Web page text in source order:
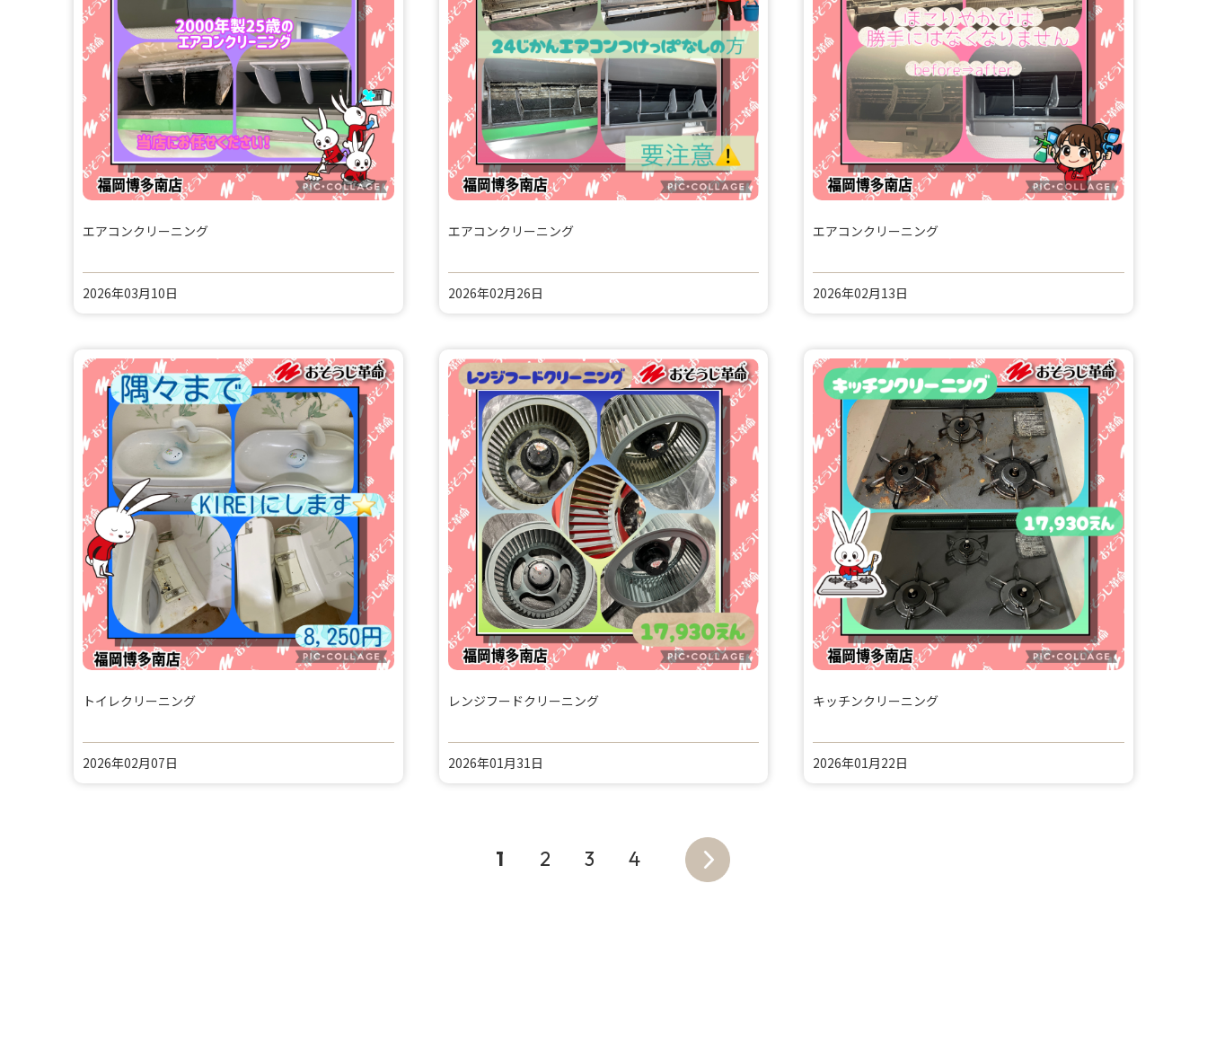
エアコンクリーニング
2026年03月10日
エアコンクリーニング
2026年02月26日
エアコンクリーニング
2026年02月13日
トイレクリーニング
2026年02月07日
レンジフードクリーニング
2026年01月31日
キッチンクリーニング
2026年01月22日
1 2 3 4